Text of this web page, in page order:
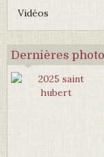
Vidéos
Dernières